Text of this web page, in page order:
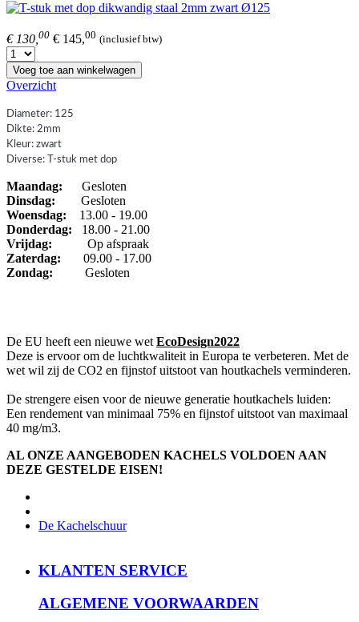
€ 130, 00 € 145,00 (inclusief btw)
Voeg toe aan winkelwagen
Overzicht
Diameter: 125
Dikte: 2mm
Kleur: zwart
Diverse:
T-stuk met dop
Maandag: Gesloten
Dinsdag: Gesloten
Woensdag: 13.00 - 19.00
Donderdag: 18.00 - 21.00
Vrijdag:
Op afspraak
Zaterdag: 09.00 - 17.00
Zondag: Gesloten
De EU heeft een nieuwe wet EcoDesign2022
Deze is ervoor om de luchtkwaliteit in Europa te verbeteren. Met de
wet wil zij de CO2 en fijnstof uitstoot van houtkachels verminderen.
De strengere eisen voor de nieuwe generatie houtkachels luiden:
Een rendement van minimaal 75% en fijnstof uitstoot van maximaal
40 mg/m3.
AL ONZE AANGEBODEN KACHELS VOLDOEN AAN
DEZE GESTELDE EISEN!
De Kachelschuur
KLANTEN SERVICE
ALGEMENE VOORWAARDEN